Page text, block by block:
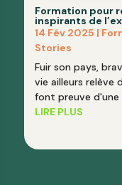
Formation pour
inspirants de
14 Fév 2025 |
Stories
Fuir son pays,
vie ailleurs relève
font preuve d'une
LIRE PLUS